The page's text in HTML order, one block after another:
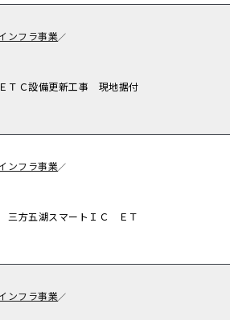
ンフラ事業／
ＴＣ設備更新工事 現地据付
ンフラ事業／
三方五湖スマートＩＣ ＥＴ
ンフラ事業／